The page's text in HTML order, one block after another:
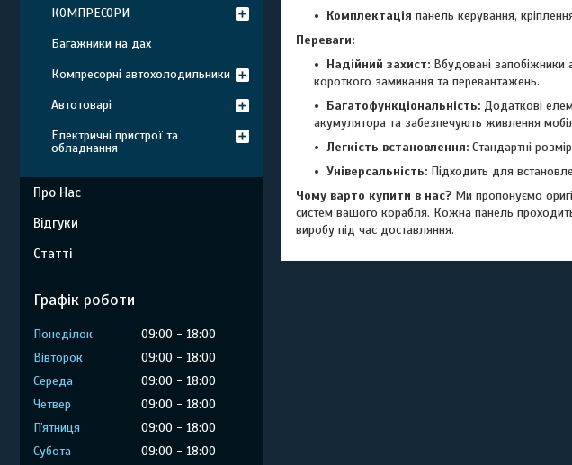
Комплектація панель керування,
Переваги:
Надійний захист: Вбудовані запобіжники
короткого замикання та перевантажень.
Багатофункціональність: Додаткові
акумулятора та забезпечують живлення
Легкість встановлення: Стандартні
Універсальність: Підходить для
Чому варто купити в нас? Ми пропонуємо
систем вашого корабля. Кожна панель
виробу під час доставляння.
КОМПРЕСОРИ
Багажники на дах
Компресорні автохолодильники
Автотоварі
Електричні пристрої та
обладнання
Про Нас
Відгуки
Статті
Графік роботи
Понеділок 09:00
18:00
Вівторок
09:00
18:00
Середа
09:00
18:00
Четвер
09:00
18:00
Пʼятниця
09:00
18:00
Субота
09:00
18:00